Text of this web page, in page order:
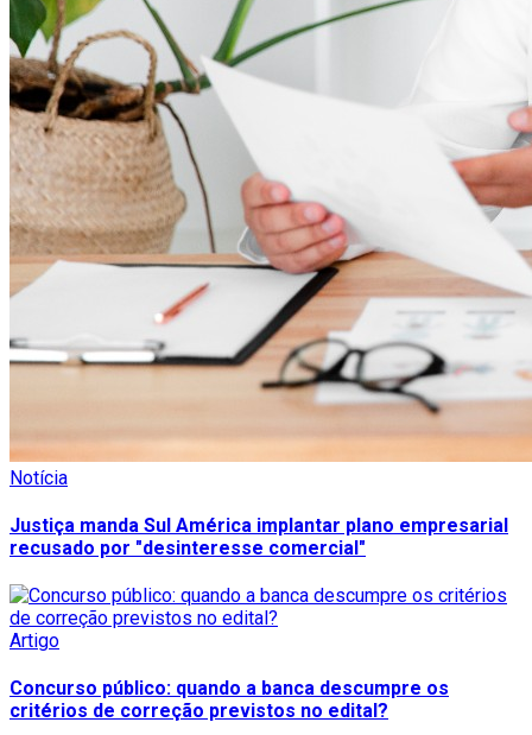
Notícia
Justiça manda Sul América implantar plano empresarial
recusado por "desinteresse comercial"
Artigo
Concurso público: quando a banca descumpre os
critérios de correção previstos no edital?